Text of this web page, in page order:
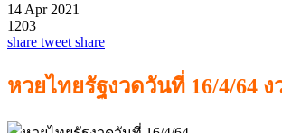
14 Apr 2021
1203
share tweet share
หวยไทยรัฐงวดวันที่ 16/4/64